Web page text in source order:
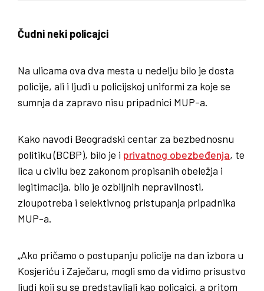
Čudni neki policajci
Na ulicama ova dva mesta u nedelju bilo je dosta
policije, ali i ljudi u policijskoj uniformi za koje se
sumnja da zapravo nisu pripadnici MUP-a.
Kako navodi Beogradski centar za bezbednosnu
politiku (BCBP), bilo je i privatnog obezbeđenja, te
lica u civilu bez zakonom propisanih obeležja i
legitimacija, bilo je ozbiljnih nepravilnosti,
zloupotreba i selektivnog pristupanja pripadnika
MUP-a.
„Ako pričamo o postupanju policije na dan izbora u
Kosjeriću i Zaječaru, mogli smo da vidimo prisustvo
ljudi koji su se predstavljali kao policajci, a pritom